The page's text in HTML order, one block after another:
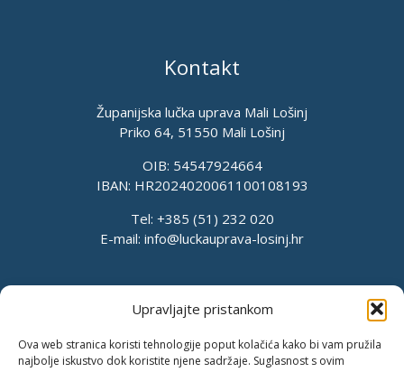
Upravljajte pristankom
Ova web stranica koristi tehnologije poput kolačića kako bi vam pružila
najbolje iskustvo dok koristite njene sadržaje. Suglasnost s ovim
Kontakt
Županijska lučka uprava Mali Lošinj
Priko 64, 51550 Mali Lošinj
OIB: 54547924664
IBAN: HR2024020061100108193
Tel: +385 (51) 232 020
E-mail: info@luckauprava-losinj.hr